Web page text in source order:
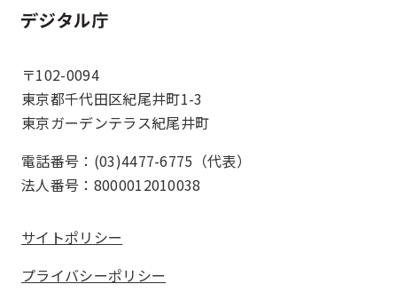
ホーム
〒102-0094
東京都千代田区紀尾井町1-3
東京ガーデンテラス紀尾井町
電話番号：(03)4477-6775（代表）
法人番号：8000012010038
サイトポリシー
プライバシーポリシー